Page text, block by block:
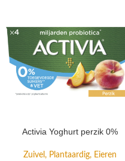
Activia Yoghurt perzik 0%
Zuivel, Plantaardig, Eieren